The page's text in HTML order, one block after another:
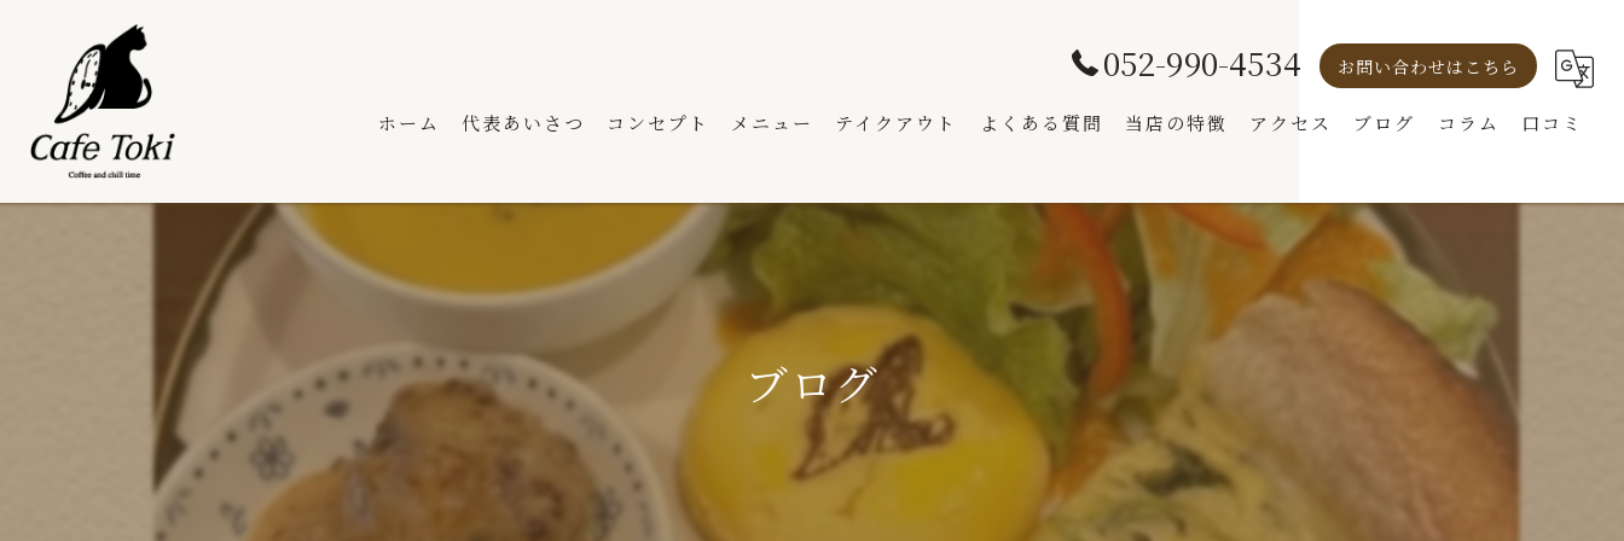
052-990-4534 お問い合わせはこちら
ホーム 代表あいさつ コンセプト メニュー テイクアウト よくある質問 当店の特徴
モーニング
ランチ
オムライス
コーヒー
パンケーキ
アクセス ブログ コラム 口コミ
ブログ